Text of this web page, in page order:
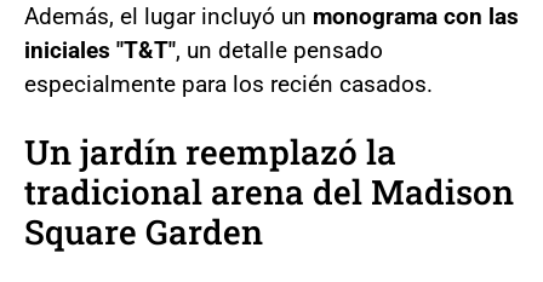
Además, el lugar incluyó un monograma con las
iniciales "T&T", un detalle pensado
especialmente para los recién casados.
Un jardín reemplazó la
tradicional arena del Madison
Square Garden